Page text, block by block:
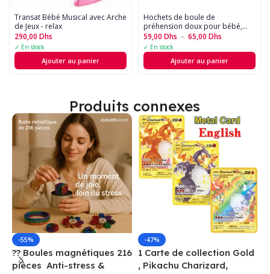
Transat Bébé Musical avec Arche
de Jeux - relax
290,00 Dhs
✓ En stock
Ajouter au panier
Hochets de boule de
préhension doux pour bébé,
avec cloche, jouet sensoriel
éducatif
59,00 Dhs – 65,00 Dhs
✓ En stock
Ajouter au panier
Produits connexes
-55%
?? Boules magnétiques 216
pièces  Anti-stress &
-47%
1 Carte de collection Gold
, Pikachu Charizard,